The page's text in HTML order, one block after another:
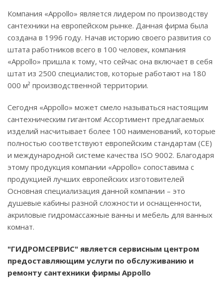
Компания «Appollo» является лидером по производству
сантехники на европейском рынке. Данная фирма была
создана в 1996 году. Начав историю своего развития со
штата работников всего в 100 человек, компания
«Appollo» пришла к тому, что сейчас она включает в себя
штат из 2500 специалистов, которые работают на 180
000 м² производственной территории.
Сегодня «Appollo» может смело называться настоящим
сантехническим гигантом! Ассортимент предлагаемых
изделий насчитывает более 100 наименований, которые
полностью соответствуют европейским стандартам (CE)
и международной системе качества ISO 9002. Благодаря
этому продукция компании «Appollo» сопоставима с
продукцией лучших европейских изготовителей
Основная специализация данной компании – это
душевые кабины разной сложности и оснащенности,
акриловые гидромассажные ванны и мебель для ванных
комнат.
"ГИДРОМСЕРВИС" является сервисным центром
предоставляющим услуги по обслуживанию и
ремонту сантехники фирмы Appollo